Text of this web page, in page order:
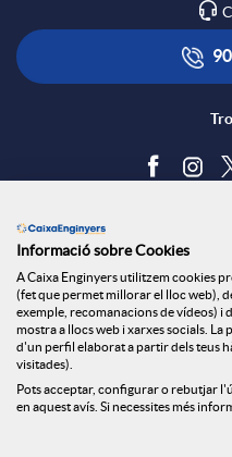
Canal
Informació sobre Cookies
A Caixa Enginyers utilitzem cookies
(fet que permet millorar el lloc web),
exemple, recomanacions de vídeos) i
mostra a llocs web i xarxes socials.
d'un perfil elaborat a partir dels teus
visitades).
Pots acceptar, configurar o rebutjar
en aquest avís. Si necessites més